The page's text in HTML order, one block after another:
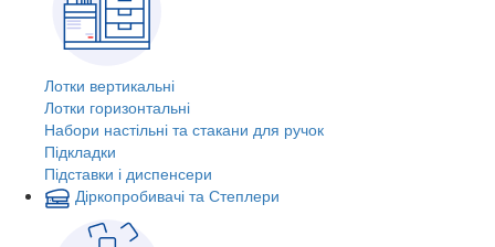
Лотки вертикальні
Лотки горизонтальні
Набори настільні та стакани для ручок
Підкладки
Підставки і диспенсери
Діркопробивачі та Степлери